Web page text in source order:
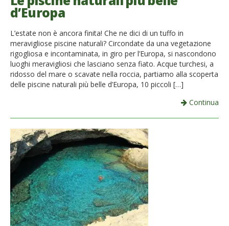
French
Italiano
d’Europa
L’estate non è ancora finita! Che ne dici di un tuffo in
meravigliose piscine naturali? Circondate da una vegetazione
rigogliosa e incontaminata, in giro per l’Europa, si nascondono
luoghi meravigliosi che lasciano senza fiato. Acque turchesi, a
ridosso del mare o scavate nella roccia, partiamo alla scoperta
delle piscine naturali più belle d’Europa, 10 piccoli […]
Continua